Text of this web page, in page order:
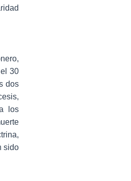
30
dos
los
sido